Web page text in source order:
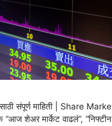
संपूर्ण माहिती | Share
“आज शेअर मार्केट वाढलं”,